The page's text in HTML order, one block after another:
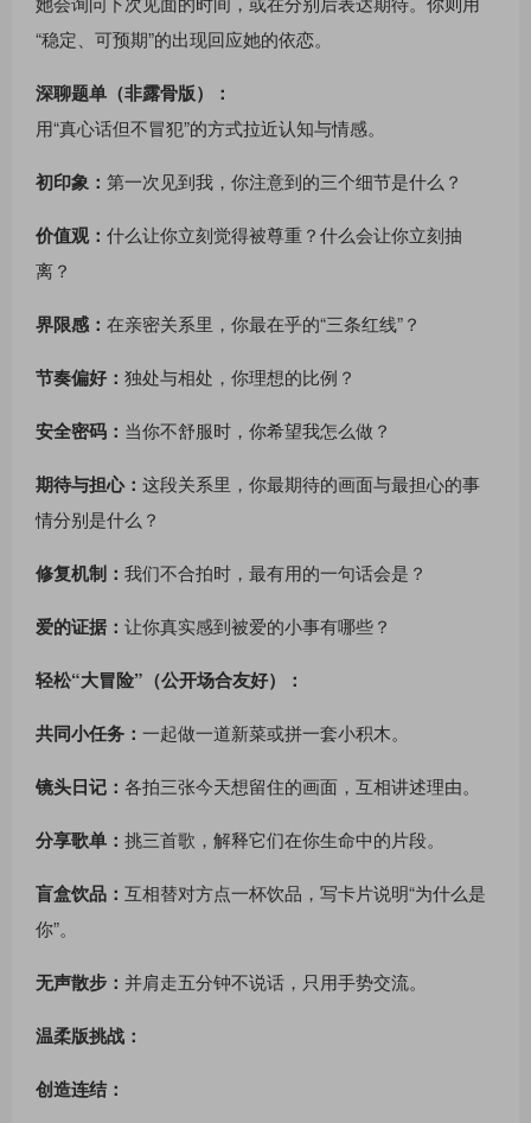
“稳定、可预期”的出现回应她的依恋。
深聊题单（非露骨版）：
用“真心话但不冒犯”的方式拉近认知与情感。
初印象： 第一次见到我，你注意到的三个细节是什么？
价值观： 什么让你立刻觉得被尊重？什么会让你立刻抽
离？
界限感： 在亲密关系里，你最在乎的“三条红线”？
节奏偏好： 独处与相处，你理想的比例？
安全密码： 当你不舒服时，你希望我怎么做？
期待与担心： 这段关系里，你最期待的画面与最担心的事
情分别是什么？
修复机制： 我们不合拍时，最有用的一句话会是？
爱的证据： 让你真实感到被爱的小事有哪些？
轻松“大冒险”（公开场合友好）：
共同小任务： 一起做一道新菜或拼一套小积木。
镜头日记： 各拍三张今天想留住的画面，互相讲述理由。
分享歌单： 挑三首歌，解释它们在你生命中的片段。
盲盒饮品： 互相替对方点一杯饮品，写卡片说明“为什么是
你”。
无声散步： 并肩走五分钟不说话，只用手势交流。
温柔版挑战：
创造连结：